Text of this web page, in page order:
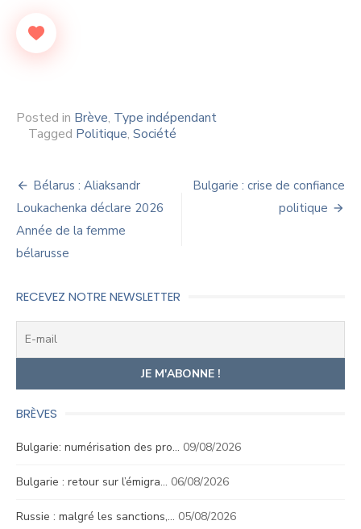
Posted in Brève, Type indépendant
Tagged Politique, Société
Navigation
de
l’article
Bélarus : Aliaksandr
Loukachenka déclare 2026
Année de la femme
bélarusse
Bulgarie : crise de confiance
politique
RECEVEZ NOTRE NEWSLETTER
BRÈVES
Bulgarie: numérisation des pro… 09/08/2026
Bulgarie : retour sur l’émigra… 06/08/2026
Russie : malgré les sanctions,… 05/08/2026